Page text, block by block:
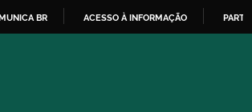
BR ACESSO À INFORMAÇÃO